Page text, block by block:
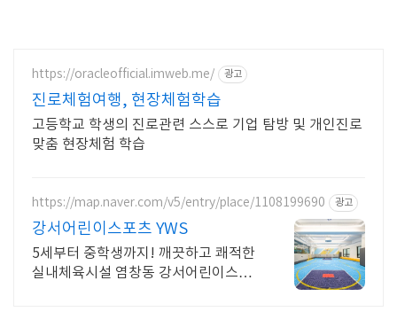
https://oracleofficial.imweb.me/ 광고
진로체험여행, 현장체험학습
고등학교 학생의 진로관련 스스로 기업 탐방 및 개인진로
맞춤 현장체험 학습
https://map.naver.com/v5/entry/place/1108199690 광고
강서어린이스포츠 YWS
5세부터 중학생까지! 깨끗하고 쾌적한
실내체육시설 염창동 강서어린이스포